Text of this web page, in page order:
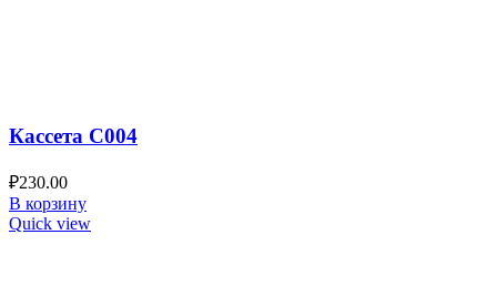
Кассета C004
₽230.00
В корзину
Quick view